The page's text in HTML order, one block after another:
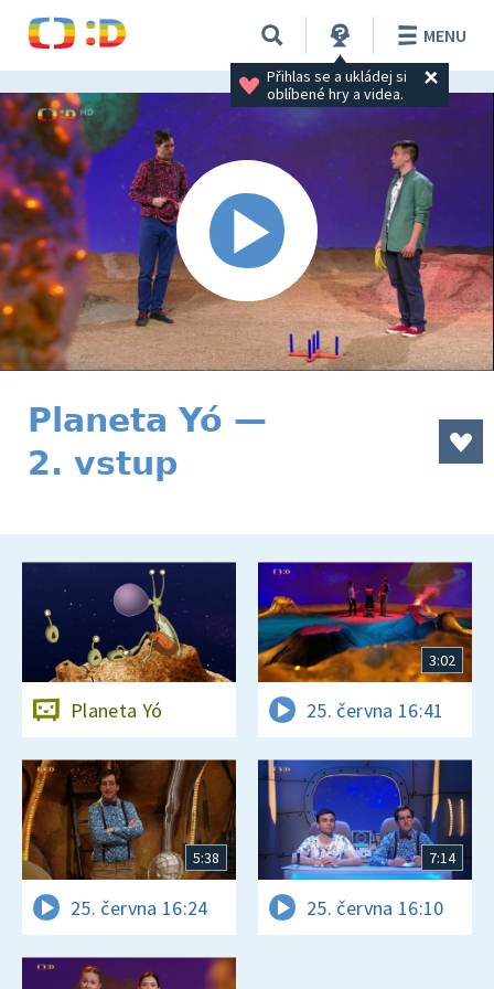
Přihlas se a ukládej si
oblíbené hry a videa.
MENU
Planeta Yó —
2. vstup
Planeta Yó
3:02
25. června 16:41
5:38
25. června 16:24
7:14
25. června 16:10